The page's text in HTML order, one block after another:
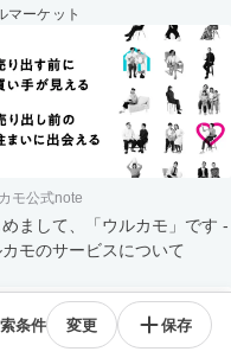
条件 変更 保存
マーケット
モ公式note
まして、「ウルカモ」です -
モのサービスについて